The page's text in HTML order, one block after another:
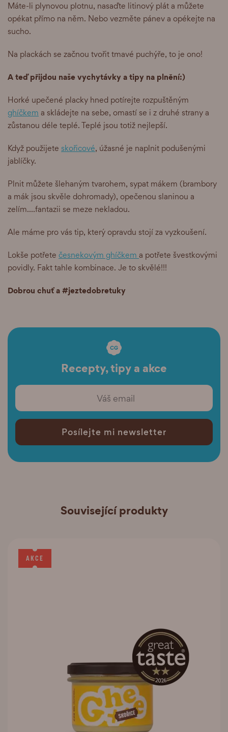
Máte-li plynovou plotnu, nasaďte litinový plát a můžete
opékat přímo na něm. Nebo vezměte pánev a opékejte na
sucho.
Na plackách se začnou tvořit tmavé puchýře, to je ono!
A teď přijdou naše vychytávky a tipy na plnění:)
Horké upečené placky hned potírejte rozpuštěným
ghíčkem a skládejte na sebe, omastí se i z druhé strany a
zůstanou déle teplé. Teplé jsou totiž nejlepší.
Když použijete skořicové, úžasné je naplnit podušenými
jablíčky.
Plnit můžete šlehaným tvarohem, sypat mákem (brambory
a mák jsou skvěle dohromady), opečenou slaninou a
zelím....fantazii se meze nekladou.
Ale máme pro vás tip, který opravdu stojí za vyzkoušení.
Lokše potřete česnekovým ghíčkem a potřete švestkovými
povidly. Fakt tahle kombinace. Je to skvělé!!!
Dobrou chuť a #jeztedobretuky
Recepty, tipy a akce
Posílejte mi newsletter
Související produkty
AKCE